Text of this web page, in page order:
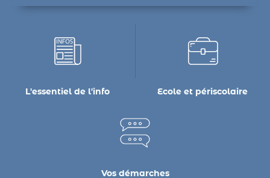
L'essentiel de l'info Ecole et périscolaire
Vos démarches